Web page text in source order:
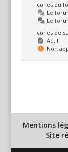
Icones du
Le
Le
Icônes de
Actif
Non
Mentions
Site